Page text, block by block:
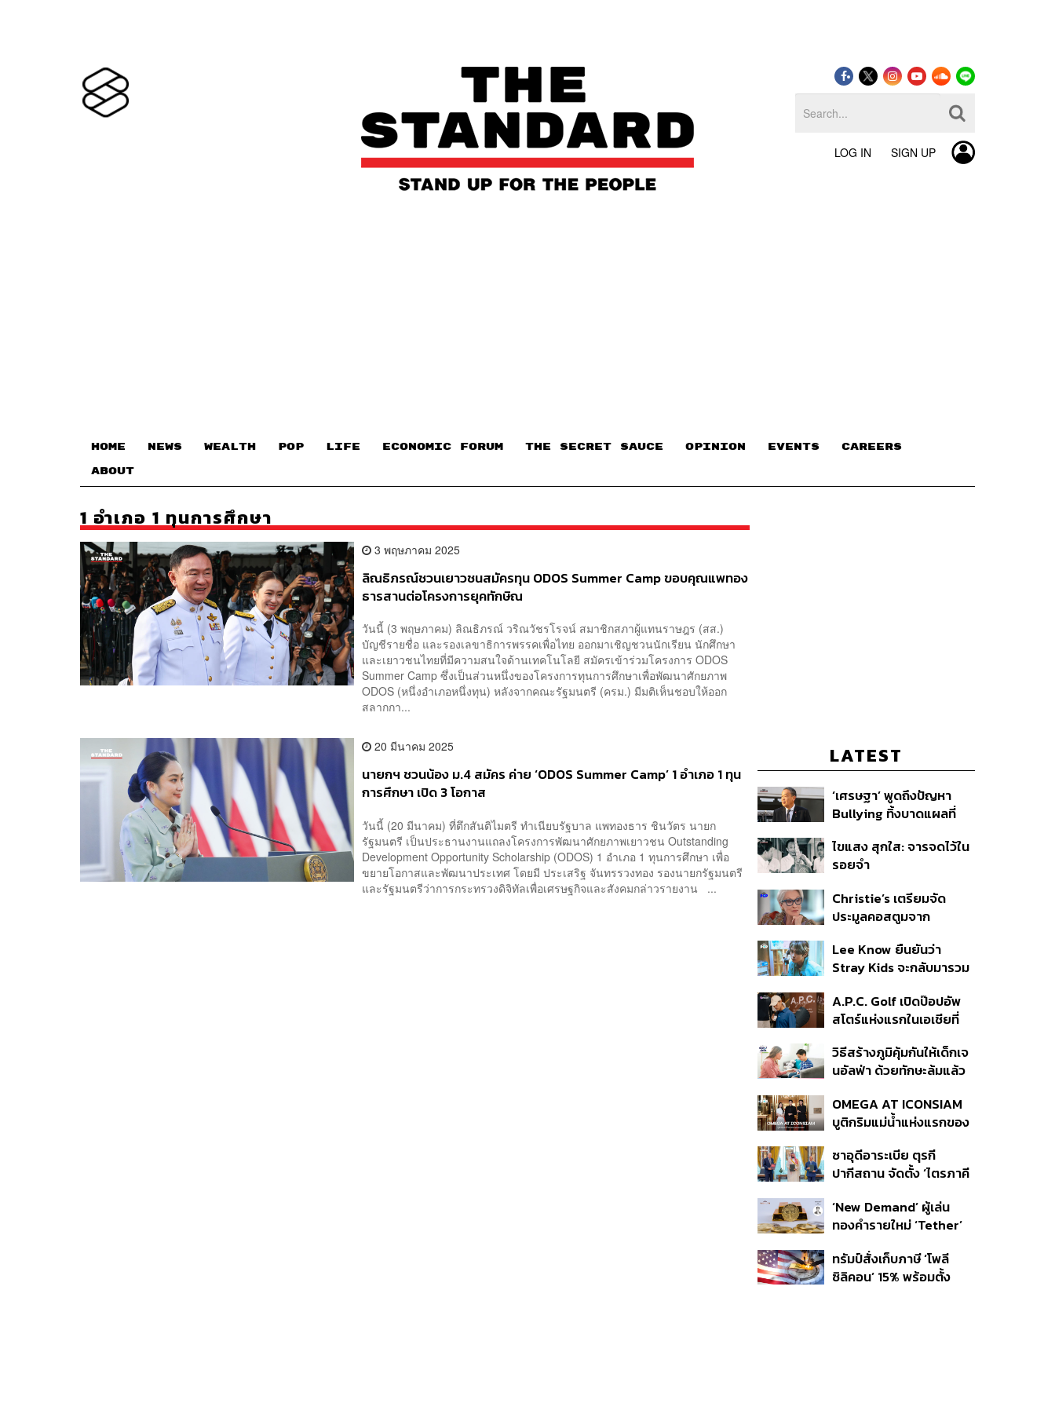
LOG IN SIGN UP
HOME NEWS WEALTH POP LIFE ECONOMIC FORUM THE SECRET SAUCE​ OPINION EVENTS CAREERS
ABOUT
1 อำเภอ 1 ทุนการศึกษา
3 พฤษภาคม 2025
ลิณธิภรณ์ชวนเยาวชนสมัครทุน ODOS Summer Camp ขอบคุณแพทอง
ธารสานต่อโครงการยุคทักษิณ
วันนี้ (3 พฤษภาคม) ลิณธิภรณ์ วริณวัชรโรจน์ สมาชิกสภาผู้แทนราษฎร (สส.)
บัญชีรายชื่อ และรองเลขาธิการพรรคเพื่อไทย ออกมาเชิญชวนนักเรียน นักศึกษา
และเยาวชนไทยที่มีความสนใจด้านเทคโนโลยี สมัครเข้าร่วมโครงการ ODOS
Summer Camp ซึ่งเป็นส่วนหนึ่งของโครงการทุนการศึกษาเพื่อพัฒนาศักยภาพ
ODOS (หนึ่งอำเภอหนึ่งทุน) หลังจากคณะรัฐมนตรี (ครม.) มีมติเห็นชอบให้ออก
สลากกา...
20 มีนาคม 2025
นายกฯ ชวนน้อง ม.4 สมัคร ค่าย ‘ODOS Summer Camp’ 1 อำเภอ 1 ทุน
การศึกษา เปิด 3 โอกาส
วันนี้ (20 มีนาคม) ที่ตึกสันติไมตรี ทำเนียบรัฐบาล แพทองธาร ชินวัตร นายก
รัฐมนตรี เป็นประธานงานแถลงโครงการพัฒนาศักยภาพเยาวชน Outstanding
Development Opportunity Scholarship (ODOS) 1 อำเภอ 1 ทุนการศึกษา เพื่อ
ขยายโอกาสและพัฒนาประเทศ โดยมี ประเสริฐ จันทรรวงทอง รองนายกรัฐมนตรี
และรัฐมนตรีว่าการกระทรวงดิจิทัลเพื่อเศรษฐกิจและสังคมกล่าวรายงาน ...
LATEST
‘เศรษฐา’ พูดถึงปัญหา
Bullying ทิ้งบาดแผลที่
รับฟัง-ช่วยเด็กให้เร็ว
ไขแสง สุกใส: จารจดไว้ใน
รอยจำ
Christie’s เตรียมจัด
ประมูลคอสตูมจาก
Wears Prada 2
Lee Know ยืนยันว่า
Stray Kids จะกลับมารวม
กรมรับใช้ชาติ
A.P.C. Golf เปิดป๊อปอัพ
สโตร์แห่งแรกในเอเชียที่
วิธีสร้างภูมิคุ้มกันให้เด็กเจ
นอัลฟ่า ด้วยทักษะล้มแล้ว
OMEGA AT ICONSIAM
บูติกริมแม่น้ำแห่งแรกของ
ซาอุดีอาระเบีย ตุรกี
ปากีสถาน จัดตั้ง ‘ไตรภาคี
สำคัญอย่างไร
‘New Demand’ ผู้เล่น
ทองคำรายใหม่ ‘Tether’
ทรัมป์สั่งเก็บภาษี ‘โพลี
ซิลิคอน’ 15% พร้อมตั้ง